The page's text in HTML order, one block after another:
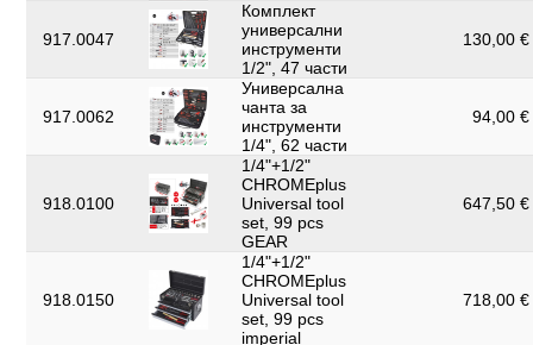
917.0047
Комплект
универсални
инструменти
1/2", 47 части
130,00 €
917.0062
Универсална
чанта за
инструменти
1/4", 62 части
94,00 €
918.0100
1/4"+1/2"
CHROMEplus
Universal tool
set, 99 pcs
GEAR
647,50 €
918.0150
1/4"+1/2"
CHROMEplus
Universal tool
set, 99 pcs
imperial
718,00 €